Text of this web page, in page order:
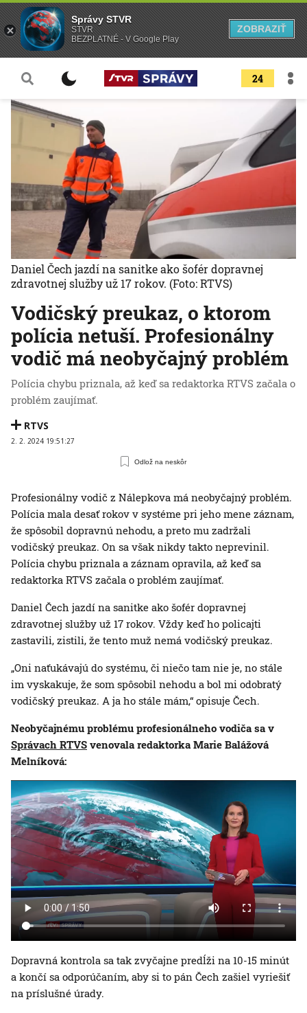
24
Vodičský preukaz, o ktorom
polícia netuší. Profesionálny
vodič má neobyčajný problém
Polícia chybu priznala, až keď sa redaktorka RTVS začala o
problém zaujímať.
RTVS
2. 2. 2024 19:51:27
Odlož na neskôr
Daniel Čech jazdí na sanitke ako šofér dopravnej
zdravotnej služby už 17 rokov. (Foto: RTVS)
Profesionálny vodič z Nálepkova má neobyčajný problém.
Polícia mala desať rokov v systéme pri jeho mene záznam,
že spôsobil dopravnú nehodu, a preto mu zadržali
vodičský preukaz. On sa však nikdy takto neprevinil.
Polícia chybu priznala a záznam opravila, až keď sa
redaktorka RTVS začala o problém zaujímať.
Daniel Čech jazdí na sanitke ako šofér dopravnej
zdravotnej služby už 17 rokov. Vždy keď ho policajti
zastavili, zistili, že tento muž nemá vodičský preukaz.
„Oni naťukávajú do systému, či niečo tam nie je, no stále
im vyskakuje, že som spôsobil nehodu a bol mi odobratý
vodičský preukaz. A ja ho stále mám,“ opisuje Čech.
Neobyčajnému problému profesionálneho vodiča sa v
Správach RTVS venovala redaktorka Marie Balážová
Melníková:
Dopravná kontrola sa tak zvyčajne predĺži na 10-15 minút
a končí sa odporúčaním, aby si to pán Čech zašiel vyriešiť
na príslušné úrady.
Správy STVR
STVR
BEZPLATNÉ - V Google Play
ZOBRAZIŤ